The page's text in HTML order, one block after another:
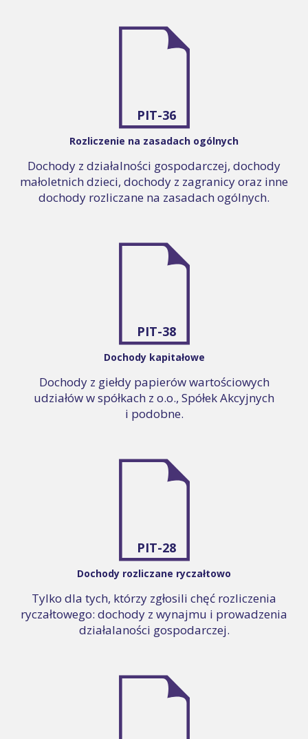
PIT-36
Rozliczenie na zasadach ogólnych
Dochody z działalności gospodarczej, dochody
małoletnich dzieci, dochody z zagranicy oraz inne
dochody rozliczane na zasadach ogólnych.
PIT-38
Dochody kapitałowe
Dochody z giełdy papierów wartościowych
udziałów w spółkach z o.o., Spółek Akcyjnych
i podobne.
PIT-28
Dochody rozliczane ryczałtowo
Tylko dla tych, którzy zgłosili chęć rozliczenia
ryczałtowego: dochody z wynajmu i prowadzenia
działalaności gospodarczej.